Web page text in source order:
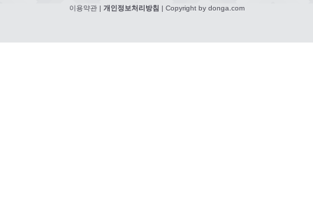
이용약관| 개인정보처리방침 | Copyright by donga.com